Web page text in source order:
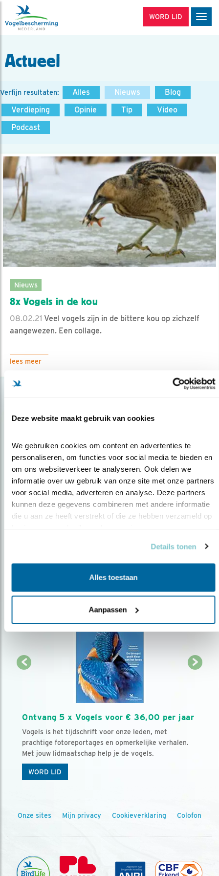
Deze website maakt gebruik van cookies
We gebruiken cookies om content en advertenties te
personaliseren, om functies voor social media te bieden en
om ons websiteverkeer te analyseren. Ook delen we
informatie over uw gebruik van onze site met onze partners
voor social media, adverteren en analyse. Deze partners
kunnen deze gegevens combineren met andere informatie
die u aan ze heeft verstrekt of die ze hebben verzameld op
Details tonen
Alles toestaan
Aanpassen
WORD LID
Actueel
Verfijn resultaten: Alles Nieuws
Blog
Verdieping
Opinie Tip
Video
Podcast
Nieuws
8x Vogels in de kou
08.02.21 Veel vogels zijn in de bittere kou op zichzelf
aangewezen. Een collage.
lees meer
Op de hoogte blijven?
over vogels en activiteiten van Vogelbescherming.
AANMELDEN VOGELNIEUWS
Ontvang 5 x Vogels voor € 36,00 per jaar
Vogels is het tijdschrift voor onze leden, met
prachtige fotoreportages en opmerkelijke verhalen.
Met jouw lidmaatschap help je de vogels.
WORD LID
Onze sites Mijn privacy Cookieverklaring Colofon